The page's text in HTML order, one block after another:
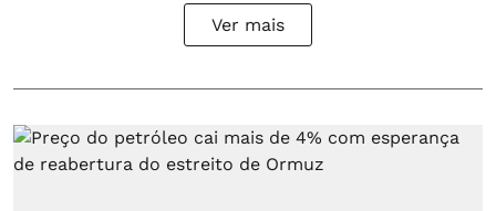
Ver mais